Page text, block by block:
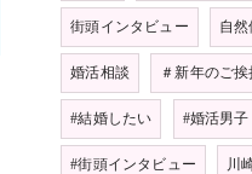
街頭インタビュー 自然
婚活相談 ＃新年のご挨
#結婚したい #婚活男子
#街頭インタビュー 川